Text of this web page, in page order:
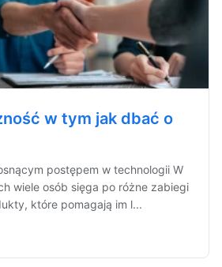
w tym jak dbać o
postępem w technologii W
wiele osób sięga po różne zabiegi
które pomagają im l...